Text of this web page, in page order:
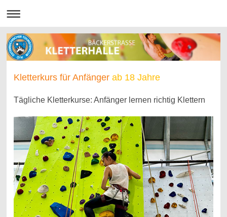
Kletterkurs für Anfänger ab 18 Jahre
Tägliche Kletterkurse: Anfänger lernen richtig Klettern